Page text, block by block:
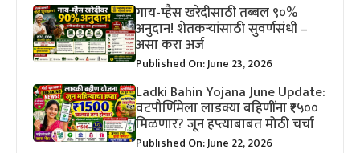
गाय-म्हैस खरेदीसाठी तब्बल ९०%
अनुदान! शेतकऱ्यांसाठी सुवर्णसंधी –
असा करा अर्ज
Published On: June 23, 2026
Ladki Bahin Yojana June Update:
वटपौर्णिमेला लाडक्या बहिणींना ₹१५००
मिळणार? जून हप्त्याबाबत मोठी चर्चा
Published On: June 22, 2026